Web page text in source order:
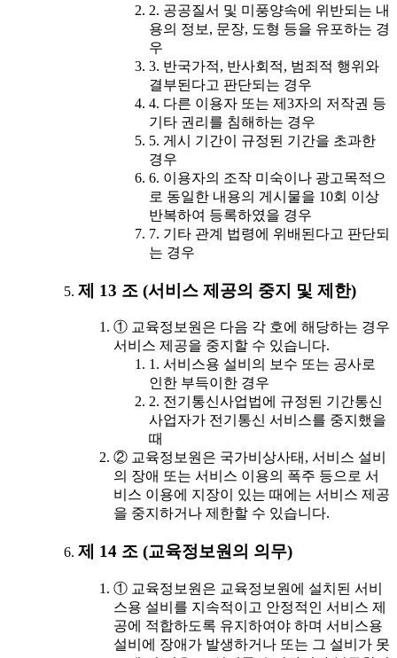
2. 공공질서 및 미풍양속에 위반되는 내
용의 정보, 문장, 도형 등을 유포하는 경
우
3. 반국가적, 반사회적, 범죄적 행위와
결부된다고 판단되는 경우
4. 다른 이용자 또는 제3자의 저작권 등
기타 권리를 침해하는 경우
5. 게시 기간이 규정된 기간을 초과한
경우
6. 이용자의 조작 미숙이나 광고목적으
로 동일한 내용의 게시물을 10회 이상
반복하여 등록하였을 경우
7. 기타 관계 법령에 위배된다고 판단되
는 경우
제 13 조 (서비스 제공의 중지 및 제한)
① 교육정보원은 다음 각 호에 해당하는 경우
서비스 제공을 중지할 수 있습니다.
1. 서비스용 설비의 보수 또는 공사로
인한 부득이한 경우
2. 전기통신사업법에 규정된 기간통신
사업자가 전기통신 서비스를 중지했을
때
② 교육정보원은 국가비상사태, 서비스 설비
의 장애 또는 서비스 이용의 폭주 등으로 서
비스 이용에 지장이 있는 때에는 서비스 제공
을 중지하거나 제한할 수 있습니다.
제 14 조 (교육정보원의 의무)
① 교육정보원은 교육정보원에 설치된 서비
스용 설비를 지속적이고 안정적인 서비스 제
공에 적합하도록 유지하여야 하며 서비스용
설비에 장애가 발생하거나 또는 그 설비가 못